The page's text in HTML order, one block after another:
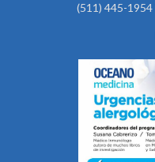
(511) 445-